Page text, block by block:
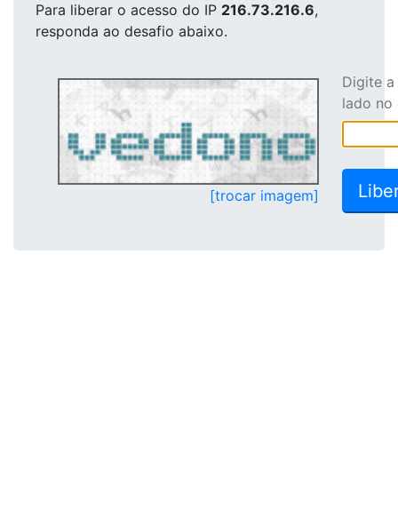
Para liberar o acesso do IP 216.73.216.6,
responda ao desafio abaixo.
[trocar imagem]
Digite
lado no